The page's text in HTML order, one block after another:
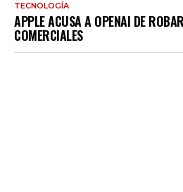
TECNOLOGÍA
APPLE ACUSA A OPENAI DE
COMERCIALES